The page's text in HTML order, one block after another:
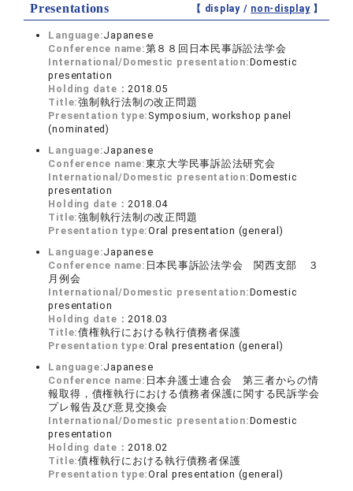
Presentations 【 display / non-display】
Language:Japanese
Conference name:第８８回日本民事訴訟法学会
International/Domestic presentation:Domestic
presentation
Holding date：2018.05
Title:強制執行法制の改正問題
Presentation type: Symposium, workshop panel
(nominated)
Language:Japanese
Conference name:東京大学民事訴訟法研究会
International/Domestic presentation:Domestic
presentation
Holding date：2018.04
Title:強制執行法制の改正問題
Presentation type:Oral presentation (general)
Language:Japanese
Conference name: 日本民事訴訟法学会 関西支部 ３
月例会
International/Domestic presentation:Domestic
presentation
Holding date：2018.03
Title:債権執行における執行債務者保護
Presentation type:Oral presentation (general)
Language:Japanese
Conference name: 日本弁護士連合会 第三者からの情
報取得，債権執行における債務者保護に関する民訴学会
プレ報告及び意見交換会
International/Domestic presentation:Domestic
presentation
Holding date：2018.02
Title:債権執行における執行債務者保護
Presentation type:Oral presentation (general)